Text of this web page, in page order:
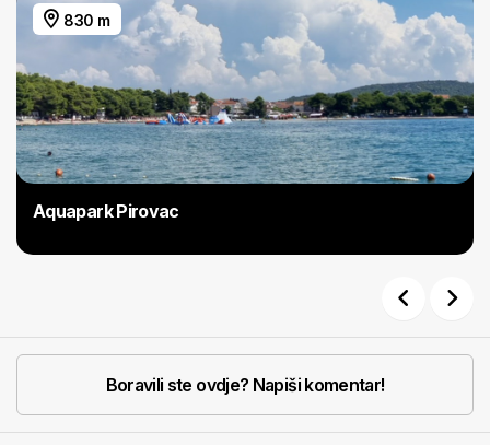
830 m
Aquapark Pirovac
Boravili ste ovdje? Napiši komentar!